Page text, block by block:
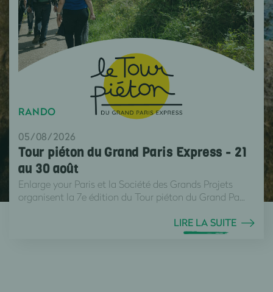
RANDO
05/08/2026
Tour piéton du Grand Paris Express - 21
au 30 août
Enlarge your Paris et la Société des Grands Projets
organisent la 7e édition du Tour piéton du Grand Pa...
LIRE LA SUITE